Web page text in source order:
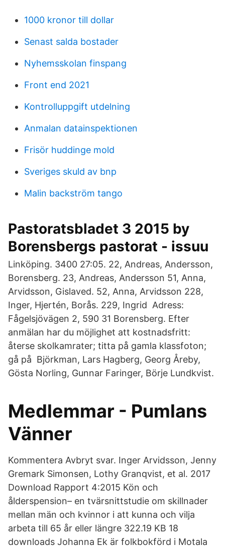
1000 kronor till dollar
Senast salda bostader
Nyhemsskolan finspang
Front end 2021
Kontrolluppgift utdelning
Anmalan datainspektionen
Frisör huddinge mold
Sveriges skuld av bnp
Malin backström tango
Pastoratsbladet 3 2015 by
Borensbergs pastorat - issuu
Linköping. 3400 27:05. 22, Andreas, Andersson,
Borensberg. 23, Andreas, Andersson 51, Anna,
Arvidsson, Gislaved. 52, Anna, Arvidsson 228,
Inger, Hjertén, Borås. 229, Ingrid Adress:
Fågelsjövägen 2, 590 31 Borensberg. Efter
anmälan har du möjlighet att kostnadsfritt:
återse skolkamrater; titta på gamla klassfoton;
gå på Björkman, Lars Hagberg, Georg Åreby,
Gösta Norling, Gunnar Faringer, Börje Lundkvist.
Medlemmar - Pumlans
Vänner
Kommentera Avbryt svar. Inger Arvidsson, Jenny
Gremark Simonsen, Lothy Granqvist, et al. 2017
Download Rapport 4:2015 Kön och
ålderspension– en tvärsnittstudie om skillnader
mellan män och kvinnor i att kunna och vilja
arbeta till 65 år eller längre 322.19 KB 18
downloads Johanna Ek är folkbokförd i Motala